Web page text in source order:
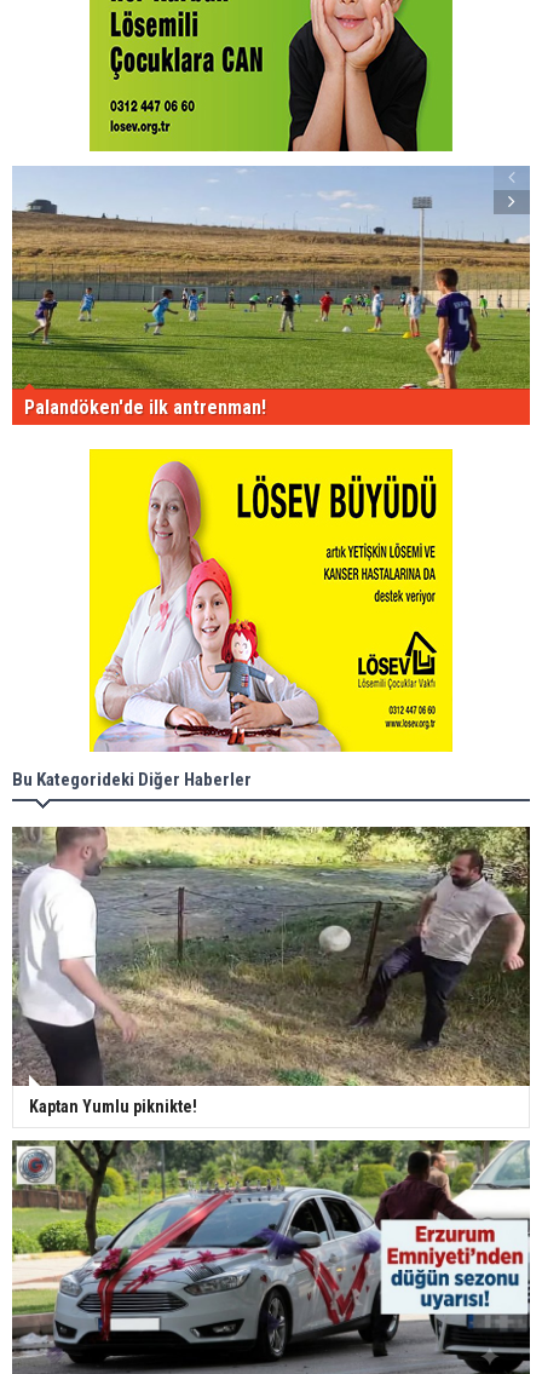
Palandöken'de ilk antrenman!
Bu Kategorideki Diğer Haberler
Kaptan Yumlu piknikte!